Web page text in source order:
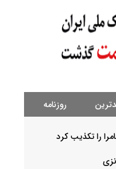
روزنامه
را تکذیب کرد